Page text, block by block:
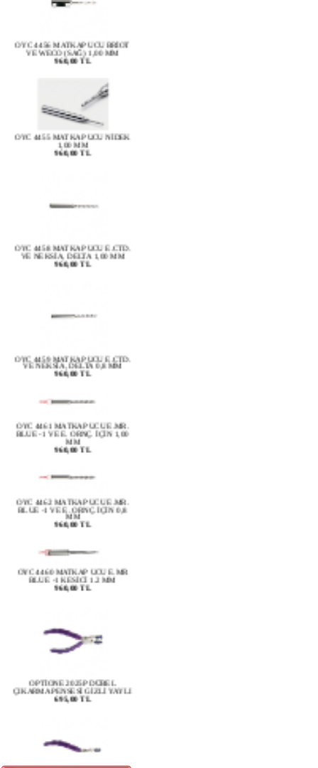
960,00 TL
OYC 4455 MATKAP UCU NİDEK
960,00 TL
960,00 TL
960,00 TL
MM
960,00 TL
MM
960,00 TL
OYC 4460 MATKAP UCU E.MR
960,00 TL
695,00 TL